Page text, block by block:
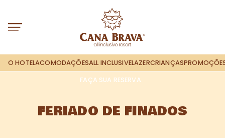
O HOTELACOMODAÇÕESALL INCLUSIVELAZERCRIANÇAS
FAÇA SUA RESERVA
FERIADO DE FINADOS